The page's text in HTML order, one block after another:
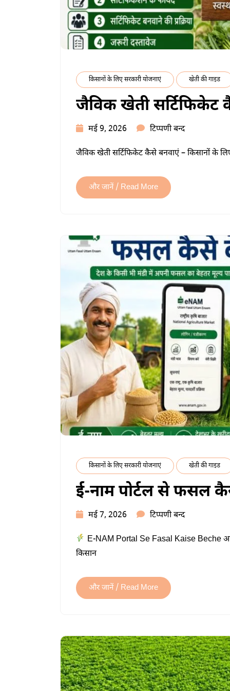
किसानों के लिए सरकारी योजनाएं खेती की गाइड
जैविक खेती सर्टिफिकेट
मई 9, 2026 टिप्पणी बन्दजैविक
सर्टिफिकेट
जैविक खेती सर्टिफिकेट कैसे बनवाएं – किसानों के
और जानें / Read More
किसानों के लिए सरकारी योजनाएं खेती की गाइड
ई-नाम पोर्टल से फसल
मई 7, 2026 टिप्पणी बन्दई-
पोर्टल
जानकारी
में
E-NAM Portal Se Fasal Kaise Beche
किसान
और जानें / Read More